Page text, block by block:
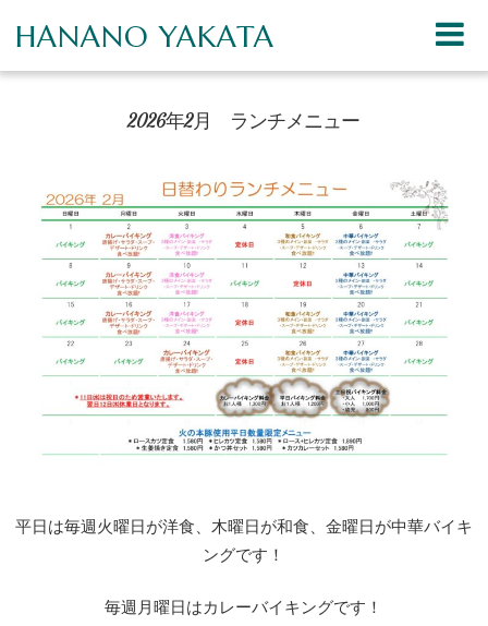
HANANO YAKATA
2026年2月 ランチメニュー
平日は毎週火曜日が洋食、木曜日が和食、金曜日が中華バイキ
ングです！
毎週月曜日はカレーバイキングです！